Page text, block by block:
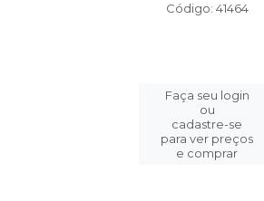
Código: 41464
Faça seu login
ou
cadastre-se
para ver preços
e comprar